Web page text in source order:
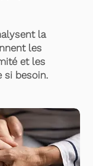
la
les
et les
si besoin.